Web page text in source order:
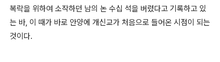
복락을 위하여 소작하던 남의 논 수십 석을 버렸다고 기록하고 있
는 바, 이 때가 바로 안양에 개신교가 처음으로 들어온 시점이 되는
것이다.